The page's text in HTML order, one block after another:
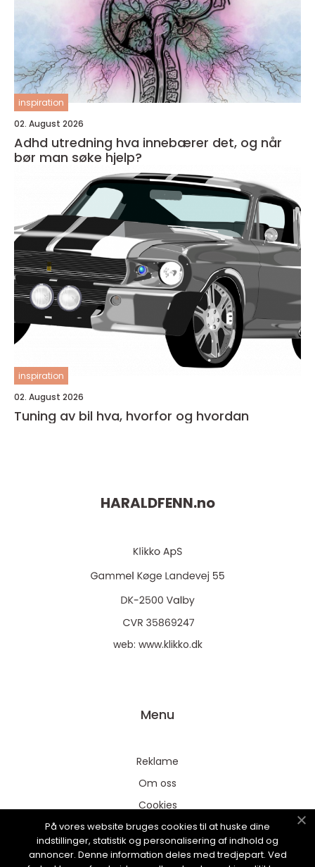
inspiration
02. August 2026
Adhd utredning hva innebærer det, og når
bør man søke hjelp?
inspiration
02. August 2026
Tuning av bil hva, hvorfor og hvordan
HARALDFENN.no
web: www.klikko.dk
Menu
Reklame
Om oss
Cookies
Kontakt Oss
Sitemap
På vores website bruges cookies til at huske dine
indstillinger, statistik og personalisering af indhold og
annoncer. Denne information deles med tredjepart. Ved